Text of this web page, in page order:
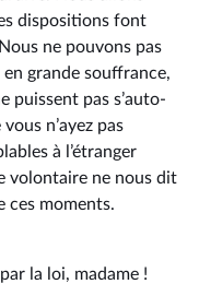
dispositions font
ne pouvons pas
grande souffrance,
puissent pas s’auto-
n’ayez pas
à l’étranger
volontaire ne nous dit
ces moments.
la loi, madame !